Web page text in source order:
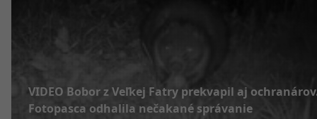
VIDEO Bobor z Veľkej Fatry prekvapil aj
Fotopasca odhalila nečakané správanie